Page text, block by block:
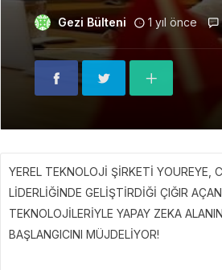
Gezi Bülteni 1 yıl önce
YEREL TEKNOLOJİ ŞİRKETİ YOUREYE,
LİDERLİĞİNDE GELİŞTİRDİĞİ ÇIĞIR
TEKNOLOJİLERİYLE YAPAY ZEKA
BAŞLANGICINI MÜJDELİYOR!